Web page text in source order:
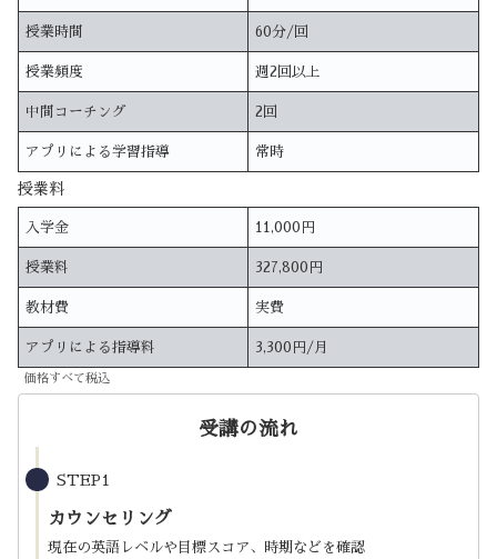
授業時間 60分/回
授業頻度 週2回以上
中間コーチング 2回
アプリによる学習指導 常時
授業料
入学金 11,000円
授業料 327,800円
教材費 実費
アプリによる指導料 3,300円/月
価格すべて税込
受講の流れ
STEP1
カウンセリング
現在の英語レベルや目標スコア、時期などを確認